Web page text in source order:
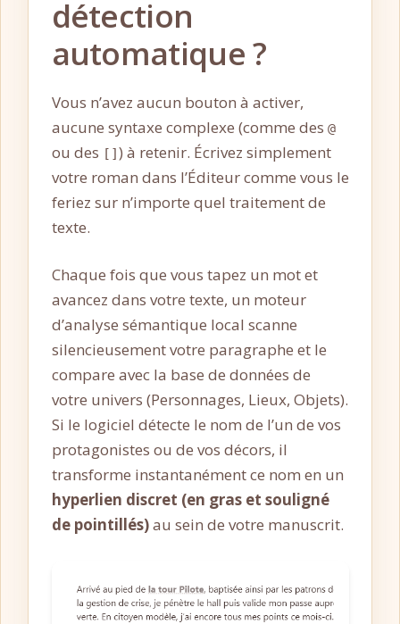
détection
automatique ?
Vous n’avez aucun bouton à activer,
aucune syntaxe complexe (comme des @
ou des []) à retenir. Écrivez simplement
votre roman dans l’Éditeur comme vous le
feriez sur n’importe quel traitement de
texte.
Chaque fois que vous tapez un mot et
avancez dans votre texte, un moteur
d’analyse sémantique local scanne
silencieusement votre paragraphe et le
compare avec la base de données de
votre univers (Personnages, Lieux, Objets).
Si le logiciel détecte le nom de l’un de vos
protagonistes ou de vos décors, il
transforme instantanément ce nom en un
hyperlien discret (en gras et souligné
de pointillés)au sein de votre manuscrit.